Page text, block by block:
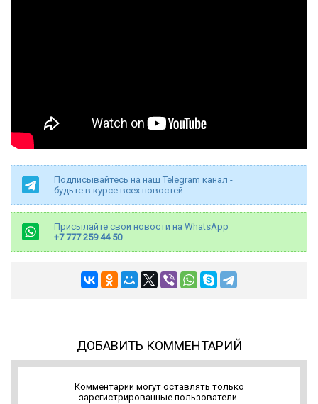
Подписывайтесь на наш Telegram канал -
будьте в курсе всех новостей
Присылайте свои новости на WhatsApp
+7 777 259 44 50
ДОБАВИТЬ КОММЕНТАРИЙ
Комментарии могут оставлять только
зарегистрированные пользователи.